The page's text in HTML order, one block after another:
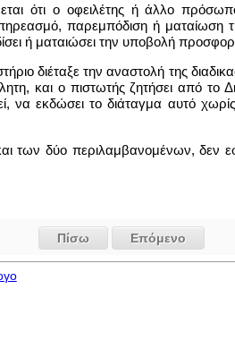
ότι ο οφειλέτης ή άλλο
παρεμπόδιση ή ματαίωση
ή ματαιώσει την υποβολή
διέταξε την αναστολή της
και ο πιστωτής ζητήσει από το
να εκδώσει το διάταγμα αυτό
δύο περιλαμβανομένων, δεν
Πίσω Επόμενο